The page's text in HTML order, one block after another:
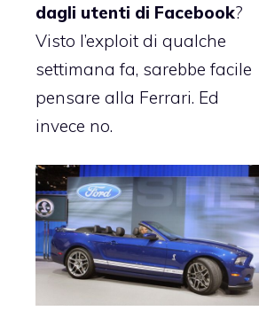
dagli utenti di Facebook?
Visto l’exploit di qualche
settimana fa, sarebbe facile
pensare alla Ferrari. Ed
invece no.